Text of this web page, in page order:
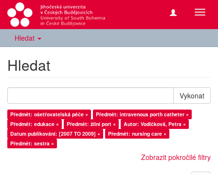
Hledat
Hledat
Vykonat
Předmět: ošetřovatelská péče ×
Předmět: intravenous porth catheter ×
Předmět: edukace ×
Předmět: žilní port ×
Autor: Vodičková, Petra ×
Datum publikování: [2007 TO 2009] ×
Předmět: nursing care ×
Předmět: sestra ×
Zobrazit pokročilé filtry